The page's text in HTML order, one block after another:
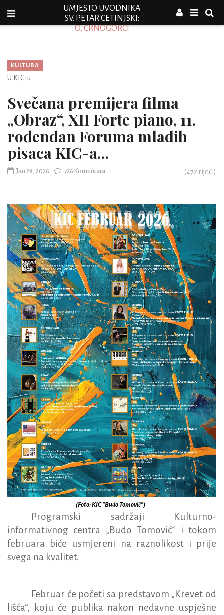
UMJESTO UVODNIKA
SV. PETAR CETINJSKI:
"O, CRNOGORCI"
KULTURA
U KIC-u
Svečana premijera filma
„Obraz“, XII Forte piano, 11.
rođendan Foruma mladih
pisaca KIC-a…
Jan 28, 2026 726 Komentara (472 riječi)
(Foto: KIC "Budo Tomović")
Programski sadržaji Kulturno-
informativnog centra „Budo Tomović“ i tokom
februara
biće usmjereni na raznolikost i prije
svega na kvalitet.
Februar će početi sa predstavom „Krevet od
lišća“, koju će publika nakon nedavne uspješne